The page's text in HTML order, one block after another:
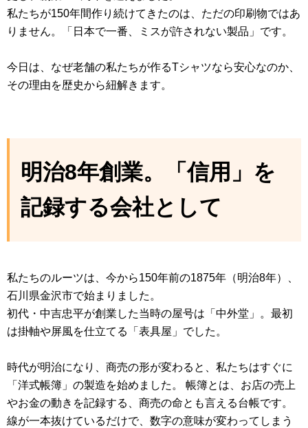
私たちが150年間作り続けてきたのは、ただの印刷物ではあ
りません。「日本で一番、ミスが許されない製品」です。
今日は、なぜ老舗の私たちが作るTシャツなら安心なのか、
その理由を歴史から紐解きます。
明治8年創業。「信用」を
記録する会社として
私たちのルーツは、今から150年前の1875年（明治8年）、
石川県金沢市で始まりました。
初代・中吉忠平が創業した当時の屋号は「中外堂」。最初
は掛軸や屏風を仕立てる「表具屋」でした。
時代が明治になり、商売の形が変わると、私たちはすぐに
「洋式帳簿」の製造を始めました。 帳簿とは、お店の売上
やお金の動きを記録する、商売の命とも言える台帳です。
線が一本抜けているだけで、数字の意味が変わってしまう